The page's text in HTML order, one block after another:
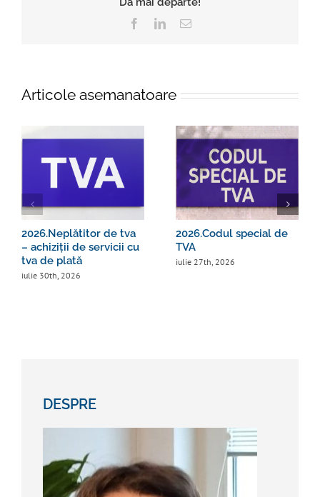
FacebookLinkedIn
E-
Articole asemanatoare
2026.Neplătitor de tva
– achiziții de servicii cu
tva de plată
iulie 30th, 2026
2026.Codul special de
TVA
iulie 27th, 2026
DESPRE